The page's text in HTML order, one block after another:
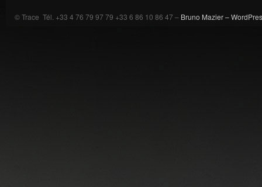
© Trace Tél. +33 4 76 79 97 79 +33 6 86 10 86 47 – Bruno Mazier –